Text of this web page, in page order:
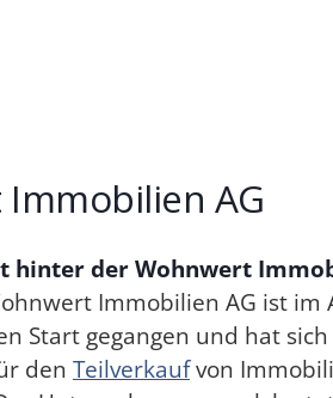
AG
hinter der Wohnwert
Immobilien AG ist im
Start gegangen und hat sich
den Teilverkaufvon